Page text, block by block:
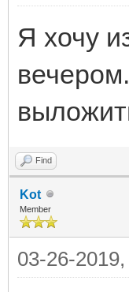
Я хочу
Find
Kot
Member
03-26-